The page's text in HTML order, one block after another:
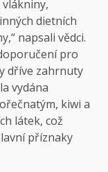
dietních
napsali vědci.
pro
dříve zahrnuty
vydána
kiwi a
látek, což
příznaky